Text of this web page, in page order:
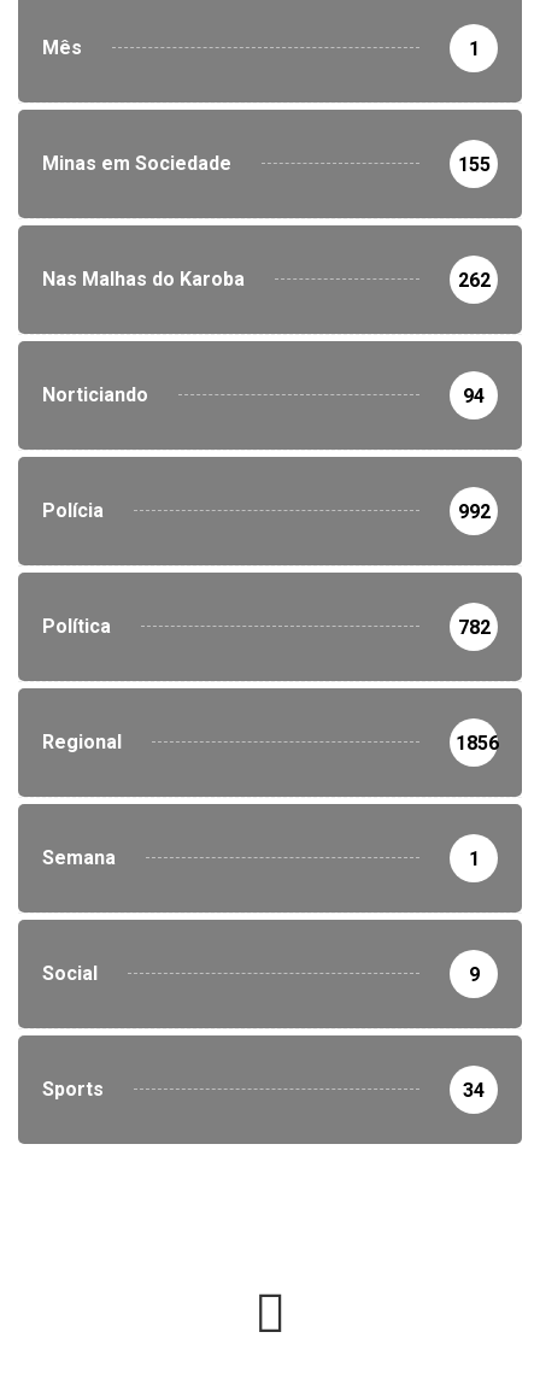
Mês 1
Minas em Sociedade 155
Nas Malhas do Karoba 262
Norticiando 94
Polícia 992
Política 782
Regional 1856
Semana 1
Social 9
Sports 34